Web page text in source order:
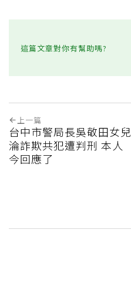
這篇文章對你有幫助嗎?
上一篇
台中市警局長吳敬田女兒
淪詐欺共犯遭判刑 本人
今回應了